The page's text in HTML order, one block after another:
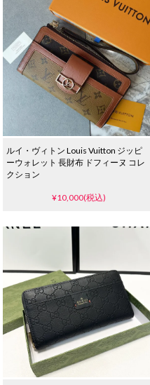
ルイ・ヴィトン Louis Vuitton ジッピ
ーウォレット 長財布 ドフィーヌ コレ
クション
¥10,000(税込)